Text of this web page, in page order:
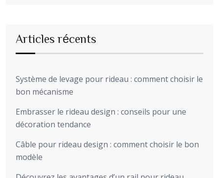
Articles récents
Système de levage pour rideau : comment choisir le
bon mécanisme
Embrasser le rideau design : conseils pour une
décoration tendance
Câble pour rideau design : comment choisir le bon
modèle